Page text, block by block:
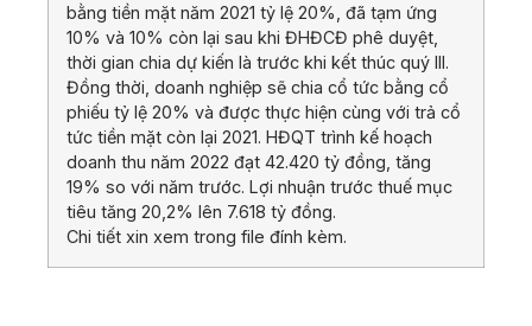
bằng tiền mặt năm 2021 tỷ lệ 20%, đã tạm ứng
10% và 10% còn lại sau khi ĐHĐCĐ phê duyệt,
thời gian chia dự kiến là trước khi kết thúc quý III.
Đồng thời, doanh nghiệp sẽ chia cổ tức bằng cổ
phiếu tỷ lệ 20% và được thực hiện cùng với trả cổ
tức tiền mặt còn lại 2021. HĐQT trình kế hoạch
doanh thu năm 2022 đạt 42.420 tỷ đồng, tăng
19% so với năm trước. Lợi nhuận trước thuế mục
tiêu tăng 20,2% lên 7.618 tỷ đồng.
Chi tiết xin xem trong file đính kèm.